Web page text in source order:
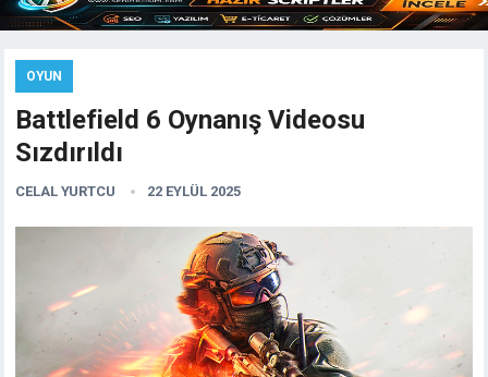
OYUN
Battlefield 6 Oynanış Videosu
Sızdırıldı
CELAL YURTCU 22 EYLÜL 2025